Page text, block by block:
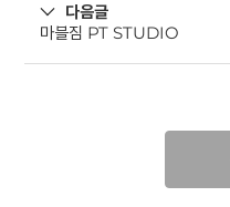
다음글
마블짐 PT STUDIO